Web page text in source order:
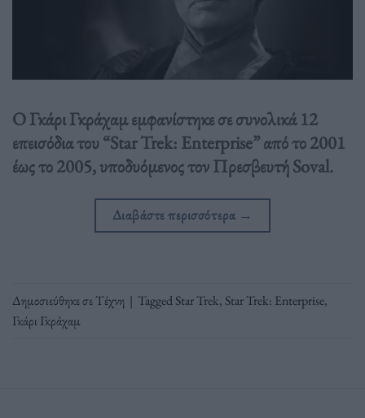
Ο Γκάρι Γκράχαμ εμφανίστηκε σε συνολικά 12
επεισόδια του “Star Trek: Enterprise” από το 2001
έως το 2005, υποδυόμενος τον Πρεσβευτή Soval.
Διαβάστε περισσότερα →
Δημοσιεύθηκε σεΤέχνη | TaggedStar Trek, Star Trek: Enterprise,
Γκάρι Γκράχαμ